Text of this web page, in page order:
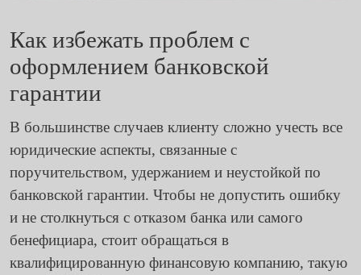
Как избежать проблем с
оформлением банковской
гарантии
В большинстве случаев клиенту сложно учесть все
юридические аспекты, связанные с
поручительством, удержанием и неустойкой по
банковской гарантии. Чтобы не допустить ошибку
и не столкнуться с отказом банка или самого
бенефициара, стоит обращаться в
квалифицированную финансовую компанию, такую